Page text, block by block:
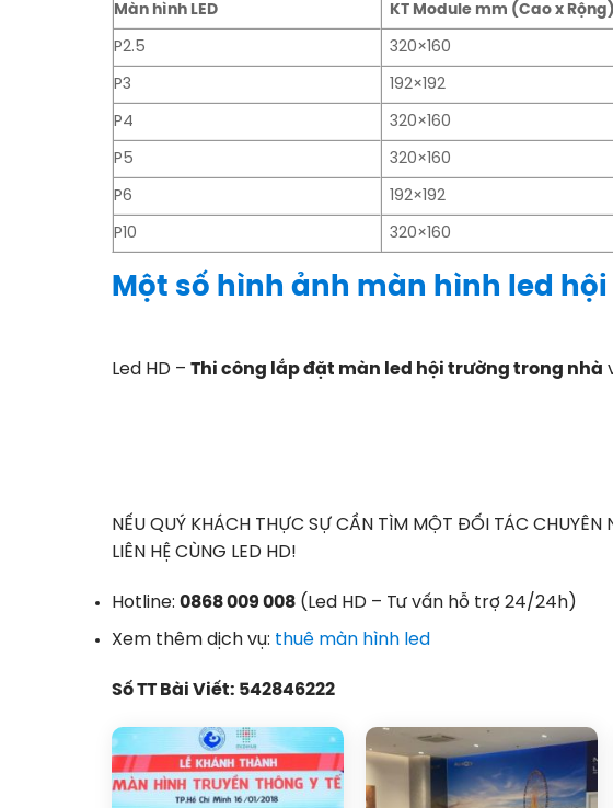
Màn hình LED KT Module mm (Cao x Rộng)
P2.5 320×160
P3 192×192
P4 320×160
P5 320×160
P6 192×192
P10 320×160
Một số hình ảnh màn hình led
Led HD – Thi công lắp đặt màn led hội trường trong nhà
NẾU QUÝ KHÁCH THỰC SỰ CẦN TÌM MỘT ĐỐI TÁC CHUYÊN
LIÊN HỆ CÙNG LED HD!
Hotline: 0868 009 008 (Led HD – Tư vấn hỗ trợ 24/24h)
Xem thêm dịch vụ: thuê màn hình led
Số TT Bài Viết: 542846222